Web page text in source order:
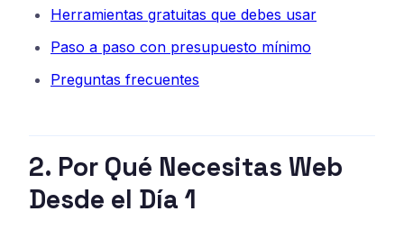
Herramientas gratuitas que debes usar
Paso a paso con presupuesto mínimo
Preguntas frecuentes
2. Por Qué Necesitas Web
Desde el Día 1